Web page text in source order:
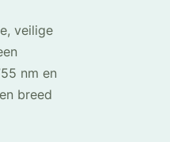
veilige
nm en
breed